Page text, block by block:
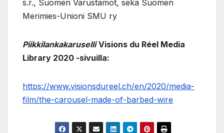
s.r., Suomen Varustamot, sekä Suomen
Merimies-Unioni SMU ry
Piikkilankakaruselli Visions du Réel Media
Library 2020 -sivuilla:
https://www.visionsdureel.ch/en/2020/media-
film/the-carousel-made-of-barbed-wire